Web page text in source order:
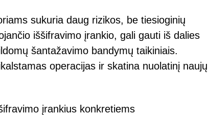
sukuria daug rizikos, be tiesioginių
iššifravimo įrankio, gali gauti iš dalies
šantažavimo bandymų taikiniais.
operacijas ir skatina nuolatinį naujų
įrankius konkretiems